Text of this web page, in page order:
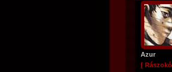
Azur
[